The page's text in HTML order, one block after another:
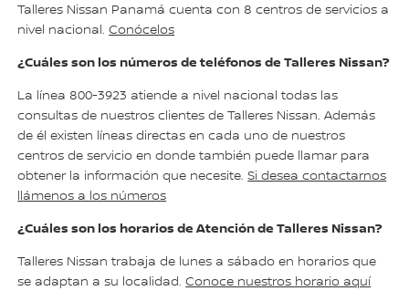
Talleres Nissan Panamá cuenta con 8 centros de servicios a
nivel nacional.Conócelos
¿Cuáles son los números de teléfonos de Talleres Nissan?
La línea 800-3923 atiende a nivel nacional todas las
consultas de nuestros clientes de Talleres Nissan. Además
de él existen líneas directas en cada uno de nuestros
centros de servicio en donde también puede llamar para
obtener la información que necesite.Si desea contactarnos
llámenos a los números
¿Cuáles son los horarios de Atención de Talleres Nissan?
Talleres Nissan trabaja de lunes a sábado en horarios que
se adaptan a su localidad.Conoce nuestros horario aquí